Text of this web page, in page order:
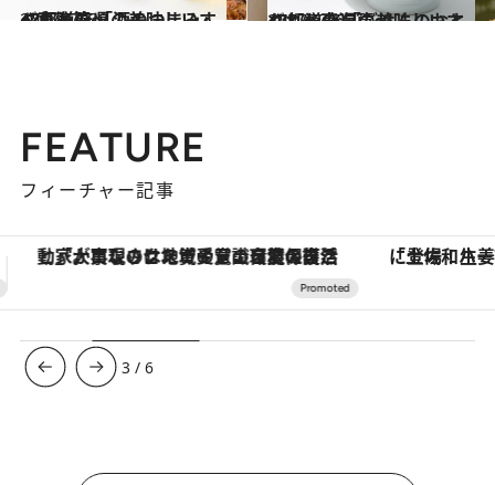
2017.12.28
47都道府県の美味しいすぐれもの 「酒のつまみ」～東海篇～
グルメ 2017.8.20
47都道府県の美味しいすぐれもの 「ごはんのおとも」～東海篇～
グルメ
FEATURE
フィーチャー記事
「土佐和ハーブかき氷」がOMO7高知に登場！生姜、山椒、大葉など目にも舌にも涼を呼ぶ郷土の味
3 /6